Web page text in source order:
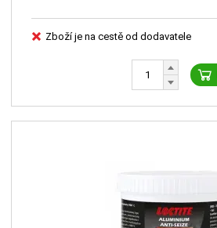
Zboží je na cestě od dodavatele